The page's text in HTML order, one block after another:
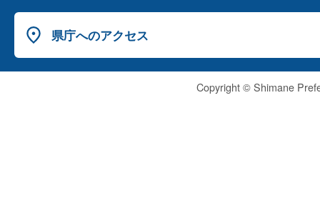
県庁へのアクセス
Copyright © Shimane